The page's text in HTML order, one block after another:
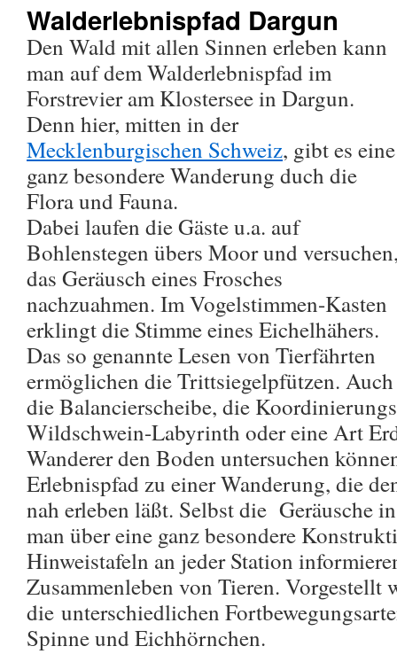
Walderlebnispfad Dargun
Den Wald mit allen Sinnen erleben kann
man auf dem Walderlebnispfad im
Forstrevier am Klostersee in Dargun.
Denn hier, mitten in der
Mecklenburgischen Schweiz, gibt es eine
ganz besondere Wanderung duch die
Flora und Fauna.
Dabei laufen die Gäste u.a. auf
Bohlenstegen übers Moor und
das Geräusch eines Frosches
nachzuahmen. Im Vogelstimmen-Kasten
erklingt die Stimme eines Eichelhähers.
Das so genannte Lesen von Tierfährten
ermöglichen die Trittsiegelpfützen. Auch
die Balancierscheibe, die
Wildschwein-Labyrinth oder eine Art
Wanderer den Boden untersuchen
Erlebnispfad zu einer Wanderung, die
nah erleben läßt. Selbst die Geräusche
man über eine ganz besondere
Hinweistafeln an jeder Station
Zusammenleben von Tieren. Vorgestellt
die unterschiedlichen
Spinne und Eichhörnchen.